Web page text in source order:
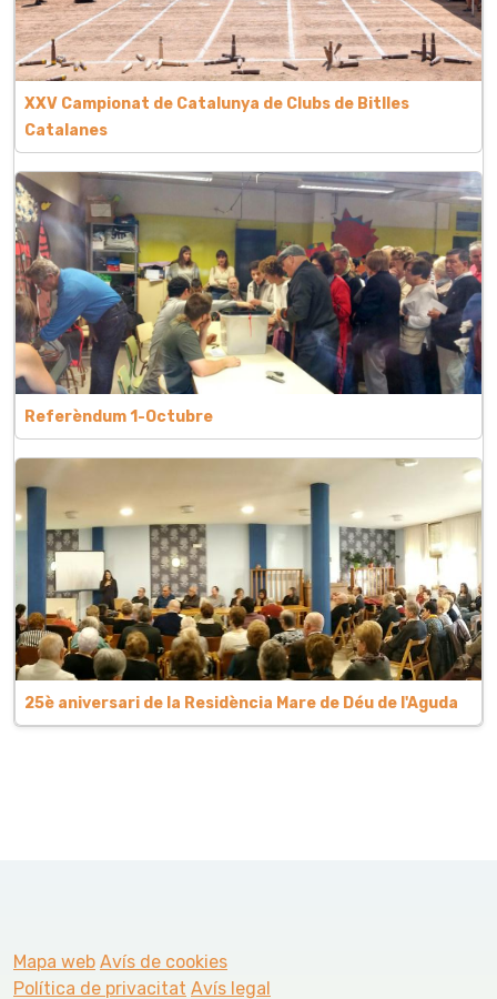
XXV Campionat de Catalunya de Clubs de Bitlles
Catalanes
Referèndum 1-Octubre
25è aniversari de la Residència Mare de Déu de l'Aguda
Mapa web Avís de cookies
Política de privacitat Avís legal